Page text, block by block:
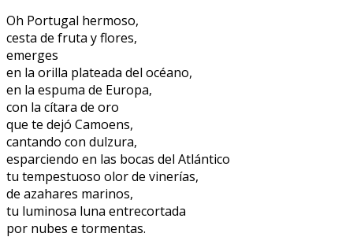
Oh Portugal hermoso,
cesta de fruta y flores,
emerges
en la orilla plateada del océano,
en la espuma de Europa,
con la cítara de oro
que te dejó Camoens,
cantando con dulzura,
esparciendo en las bocas del Atlántico
tu tempestuoso olor de vinerías,
de azahares marinos,
tu luminosa luna entrecortada
por nubes e tormentas.